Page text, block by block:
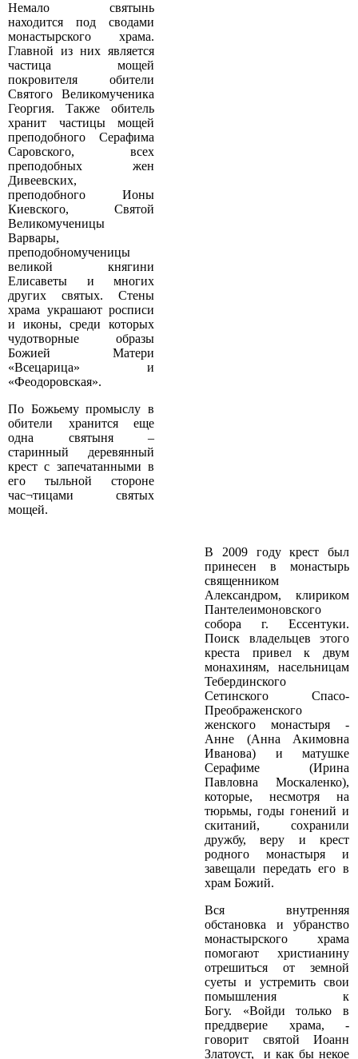
Немало святынь
находится под сводами
монастырского храма.
Главной из них является
частица мощей
покровителя обители
Святого Великомученика
Георгия. Также обитель
хранит частицы мощей
преподобного Серафима
Саровского, всех
преподобных жен
Дивеевских,
преподобного Ионы
Киевского, Святой
Великомученицы
Варвары,
преподобномученицы
великой княгини
Елисаветы и многих
других святых. Стены
храма украшают росписи
и иконы, среди которых
чудотворные образы
Божией Матери
«Всецарица» и
«Феодоровская».
По Божьему промыслу в
обители хранится еще
одна святыня –
старинный деревянный
крест с запечатанными в
его тыльной стороне
час¬тицами святых
мощей.
В 2009 году крест был
принесен в монастырь
священником
Александром, клириком
Пантелеимоновского
собора г. Ессентуки.
Поиск владельцев этого
креста привел к двум
монахиням, насельницам
Тебердинского
Сетинского Спасо­
Преображенского
женского монастыря ­
Анне (Анна Акимовна
Иванова) и матушке
Серафиме (Ирина
Павловна Москаленко),
которые, несмотря на
тюрьмы, годы гонений и
скитаний, сохранили
дружбу, веру и крест
родного монастыря и
завещали передать его в
храм Божий.
Вся внутренняя
обстановка и убранство
монастырского храма
помогают христианину
отрешиться от земной
суеты и устремить свои
помышления к
Богу. «Войди только в
преддверие храма, ­
говорит святой Иоанн
Златоуст, ­ и как бы некое